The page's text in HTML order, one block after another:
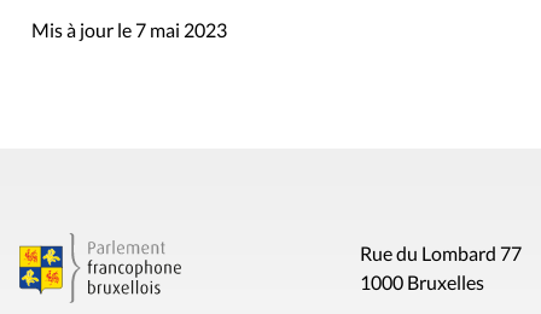
Mis à jour le 7 mai 2023
Rue du Lombard 77
1000 Bruxelles